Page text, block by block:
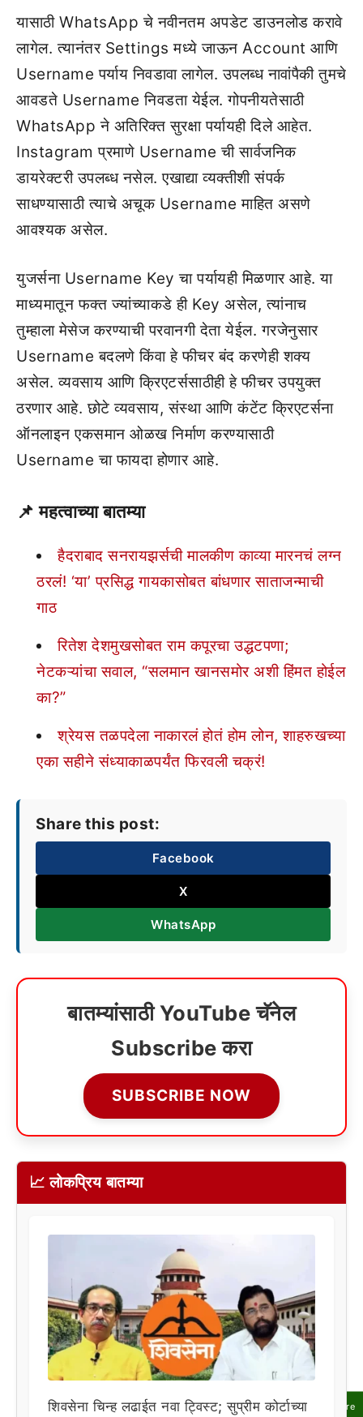
Share
यासाठी WhatsApp चे नवीनतम अपडेट डाउनलोड करावे
लागेल. त्यानंतर Settings मध्ये जाऊन Account आणि
Username पर्याय निवडावा लागेल. उपलब्ध नावांपैकी तुमचे
आवडते Username निवडता येईल. गोपनीयतेसाठी
WhatsApp ने अतिरिक्त सुरक्षा पर्यायही दिले आहेत.
Instagram प्रमाणे Username ची सार्वजनिक
डायरेक्टरी उपलब्ध नसेल. एखाद्या व्यक्तीशी संपर्क
साधण्यासाठी त्याचे अचूक Username माहित असणे
आवश्यक असेल.
युजर्सना Username Key चा पर्यायही मिळणार आहे. या
माध्यमातून फक्त ज्यांच्याकडे ही Key असेल, त्यांनाच
तुम्हाला मेसेज करण्याची परवानगी देता येईल. गरजेनुसार
Username बदलणे किंवा हे फीचर बंद करणेही शक्य
असेल. व्यवसाय आणि क्रिएटर्ससाठीही हे फीचर उपयुक्त
ठरणार आहे. छोटे व्यवसाय, संस्था आणि कंटेंट क्रिएटर्सना
ऑनलाइन एकसमान ओळख निर्माण करण्यासाठी
Username चा फायदा होणार आहे.
📌महत्वाच्या बातम्या
हैदराबाद सनरायझर्सची मालकीण काव्या मारनचं लग्न
ठरलं! ‘या’ प्रसिद्ध गायकासोबत बांधणार साताजन्माची
गाठ
रितेश देशमुखसोबत राम कपूरचा उद्धटपणा;
नेटकऱ्यांचा सवाल, “सलमान खानसमोर अशी हिंमत होईल
का?”
श्रेयस तळपदेला नाकारलं होतं होम लोन, शाहरुखच्या
एका सहीने संध्याकाळपर्यंत फिरवली चक्रं!
Share this post:
Facebook
X
WhatsApp
बातम्यांसाठी YouTube चॅनेल
Subscribe करा
SUBSCRIBE NOW
📈 लोकप्रिय बातम्या
शिवसेना चिन्ह लढाईत नवा ट्विस्ट; सुप्रीम कोर्टाच्या